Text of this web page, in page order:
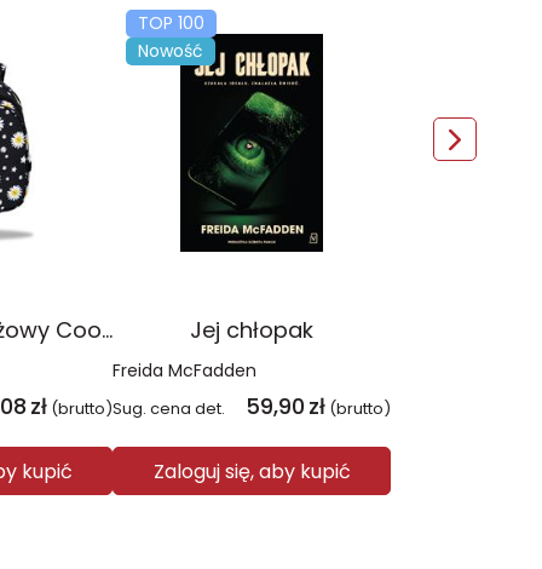
Plecak młodzieżowy Coolpack Jerry Daisy Black
zł (brutto)
kupić
TOP 100
Nowość
Jej chłopak
Freida McFadden
Sug. cena det. 59,90 zł (brutto)
Zaloguj się, aby kupić